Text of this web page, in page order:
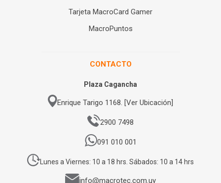
Tarjeta MacroCard Gamer
MacroPuntos
CONTACTO
Plaza Cagancha
Enrique Tarigo 1168. [Ver Ubicación]
2900 7498
091 010 001
Lunes a Viernes: 10 a 18 hrs. Sábados: 10 a 14 hrs
info@macrotec.com.uy